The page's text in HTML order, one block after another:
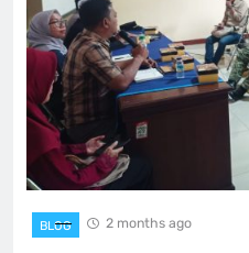
BLOG 2 months ago